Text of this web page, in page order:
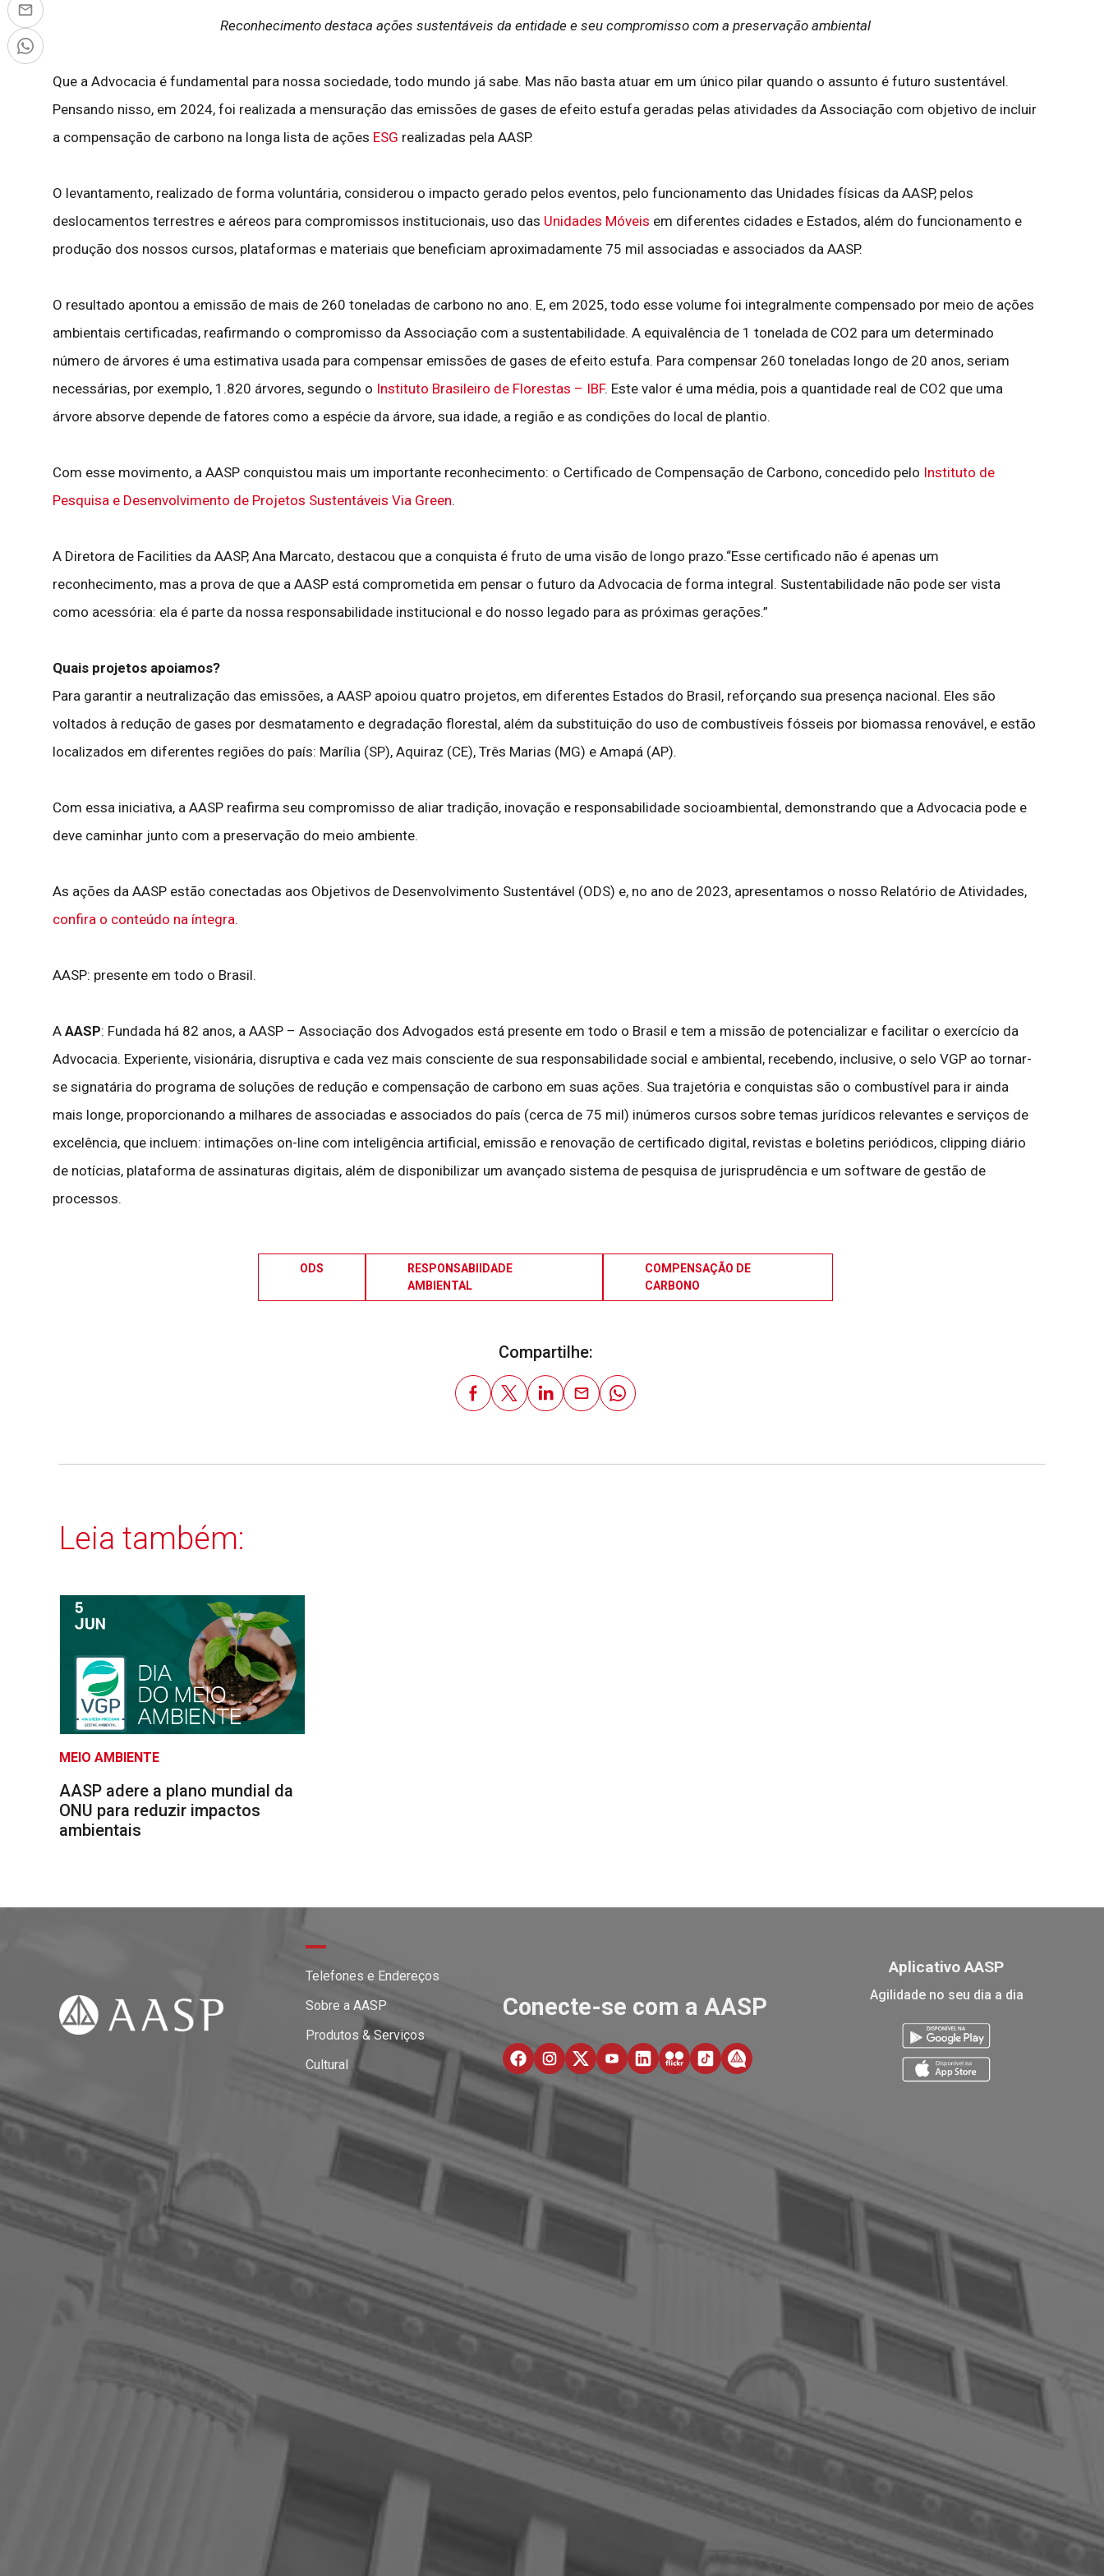
Reconhecimento destaca ações sustentáveis da entidade e seu compromisso com a preservação ambiental
Que a Advocacia é fundamental para nossa sociedade, todo mundo já sabe. Mas não basta atuar em um único pilar quando o assunto é futuro sustentável.
Pensando nisso, em 2024, foi realizada a mensuração das emissões de gases de efeito estufa geradas pelas atividades da Associação com objetivo de incluir
a compensação de carbono na longa lista de ações ESG realizadas pela AASP.
O levantamento, realizado de forma voluntária, considerou o impacto gerado pelos eventos, pelo funcionamento das Unidades físicas da AASP, pelos
deslocamentos terrestres e aéreos para compromissos institucionais, uso das Unidades Móveis em diferentes cidades e Estados, além do funcionamento e
produção dos nossos cursos, plataformas e materiais que beneficiam aproximadamente 75 mil associadas e associados da AASP.
O resultado apontou a emissão de mais de 260 toneladas de carbono no ano. E, em 2025, todo esse volume foi integralmente compensado por meio de ações
ambientais certificadas, reafirmando o compromisso da Associação com a sustentabilidade. A equivalência de 1 tonelada de CO2 para um determinado
número de árvores é uma estimativa usada para compensar emissões de gases de efeito estufa. Para compensar 260 toneladas longo de 20 anos, seriam
necessárias, por exemplo, 1.820 árvores, segundo o Instituto Brasileiro de Florestas – IBF. Este valor é uma média, pois a quantidade real de CO2 que uma
árvore absorve depende de fatores como a espécie da árvore, sua idade, a região e as condições do local de plantio.
Com esse movimento, a AASP conquistou mais um importante reconhecimento: o Certificado de Compensação de Carbono, concedido pelo Instituto de
Pesquisa e Desenvolvimento de Projetos Sustentáveis Via Green.
A Diretora de Facilities da AASP, Ana Marcato, destacou que a conquista é fruto de uma visão de longo prazo.“Esse certificado não é apenas um
reconhecimento, mas a prova de que a AASP está comprometida em pensar o futuro da Advocacia de forma integral. Sustentabilidade não pode ser vista
como acessória: ela é parte da nossa responsabilidade institucional e do nosso legado para as próximas gerações.”
Quais projetos apoiamos?
Para garantir a neutralização das emissões, a AASP apoiou quatro projetos, em diferentes Estados do Brasil, reforçando sua presença nacional. Eles são
voltados à redução de gases por desmatamento e degradação florestal, além da substituição do uso de combustíveis fósseis por biomassa renovável, e estão
localizados em diferentes regiões do país: Marília (SP), Aquiraz (CE), Três Marias (MG) e Amapá (AP).
Com essa iniciativa, a AASP reafirma seu compromisso de aliar tradição, inovação e responsabilidade socioambiental, demonstrando que a Advocacia pode e
deve caminhar junto com a preservação do meio ambiente.
As ações da AASP estão conectadas aos Objetivos de Desenvolvimento Sustentável (ODS) e, no ano de 2023, apresentamos o nosso Relatório de Atividades,
confira o conteúdo na íntegra.
AASP: presente em todo o Brasil.
A AASP: Fundada há 82 anos, a AASP – Associação dos Advogados está presente em todo o Brasil e tem a missão de potencializar e facilitar o exercício da
Advocacia. Experiente, visionária, disruptiva e cada vez mais consciente de sua responsabilidade social e ambiental, recebendo, inclusive, o selo VGP ao tornar-
se signatária do programa de soluções de redução e compensação de carbono em suas ações. Sua trajetória e conquistas são o combustível para ir ainda
mais longe, proporcionando a milhares de associadas e associados do país (cerca de 75 mil) inúmeros cursos sobre temas jurídicos relevantes e serviços de
excelência, que incluem: intimações on-line com inteligência artificial, emissão e renovação de certificado digital, revistas e boletins periódicos, clipping diário
de notícias, plataforma de assinaturas digitais, além de disponibilizar um avançado sistema de pesquisa de jurisprudência e um software de gestão de
processos.
ODS
RESPONSABIIDADE
AMBIENTAL
COMPENSAÇÃO DE
CARBONO
Compartilhe:
Leia também:
MEIO AMBIENTE
AASP adere a plano mundial da
ONU para reduzir impactos
ambientais
Telefones e Endereços
Sobre a AASP
Produtos & Serviços
Cultural
Conecte-se com a AASP
Aplicativo AASP
Agilidade no seu dia a dia